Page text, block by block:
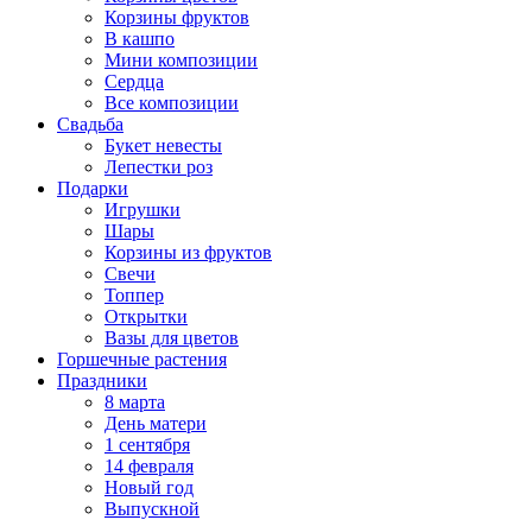
Корзины фруктов
В кашпо
Мини композиции
Сердца
Все композиции
Свадьба
Букет невесты
Лепестки роз
Подарки
Игрушки
Шары
Корзины из фруктов
Свечи
Топпер
Открытки
Вазы для цветов
Горшечные растения
Праздники
8 марта
День матери
1 сентября
14 февраля
Новый год
Выпускной